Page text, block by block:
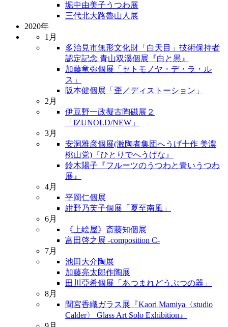
堀中由美子うつわ展
三代北大路魯山人展
2020年
1月
多治見市無形文化財「白天目」技術保持者
認定記念 青山双溪個展『白と黒』
加藤竜弥個展「セトモノヤ・デ・ラ・ル
ス」
阪本健個展「歪／ディストーション」
2月
伊豆野一政擬古陶磁展２
「IZUNOLD/NEW」
3月
安洞雅彦個展(激陶者集団へうげ十作 美濃
桃山党)『ひとりでへうげな』
鈴木陽子『フルーツのうつわと青いうつわ
展』
4月
平岡仁個展
紺野乃芙子個展「夏至南風」
6月
《上絵屋》斎藤知個展
富田啓之展 -composition C-
7月
池田大介陶展
加藤亮太郎作陶展
田川亞希個展「あつまれどうぶつの器」
8月
間宮香織ガラス展『Kaori Mamiya〈studio
Calder〉 Glass Art Solo Exhibition』